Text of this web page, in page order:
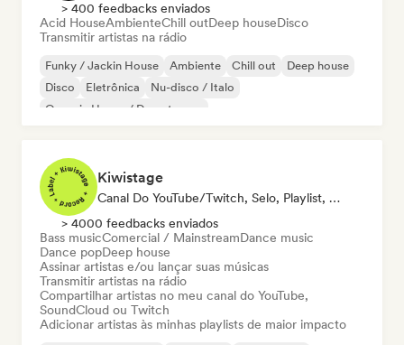
> 400 feedbacks enviados
Acid HouseAmbienteChill outDeep houseDisco
Transmitir artistas na rádio
Funky / Jackin House Ambiente Chill out
Deep house
Disco
Eletrônica
Nu-disco / Italo
Organic House / Downtempo
Kiwistage
Canal Do YouTube/Twitch, Selo, Playlist, Rádio
> 4000 feedbacks enviados
Bass musicComercial / MainstreamDance music
Dance popDeep house
Assinar artistas e/ou lançar suas músicas
Transmitir artistas na rádio
Compartilhar artistas no meu canal do YouTube,
SoundCloud ou Twitch
Adicionar artistas às minhas playlists de maior impacto